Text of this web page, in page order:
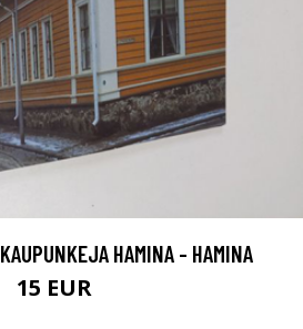
HAMINA - HAMINA
15 EUR